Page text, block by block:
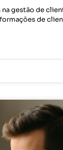
gestão de
de